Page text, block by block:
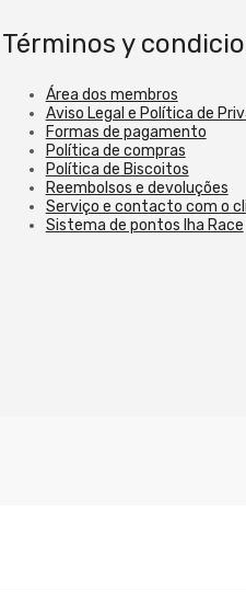
Términos y
Área dos membros
Aviso Legal e Política de
Formas de pagamento
Política de compras
Política de Biscoitos
Reembolsos e devoluções
Serviço e contacto com o
Sistema de pontos Iha Race